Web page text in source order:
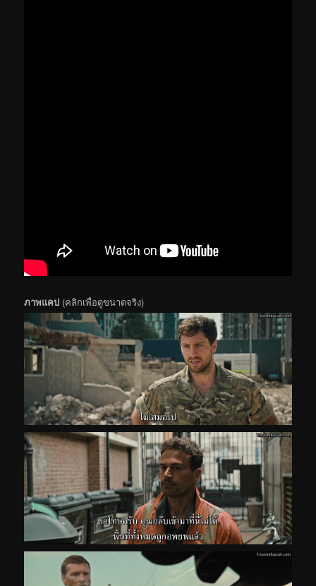
ภาพแคป (คลิกเพื่อดูขนาดจริง)